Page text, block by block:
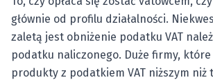
głównie od profilu działalności.
zaletą jest obniżenie podatku VAT
podatku naliczonego. Duże firmy,
produkty z podatkiem VAT niższym niż